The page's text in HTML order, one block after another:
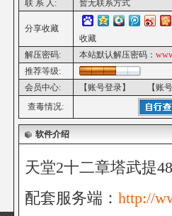
联 系 人:
暂无联系方式
分享收藏
收藏
解压密码:
本站默认解压密码：
推荐等级:
会员中心:
【账号登录】
【账
查毒情况:
软件介绍
天堂2十二章塔武提
配套服务端： http://